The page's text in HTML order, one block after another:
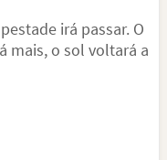
irá passar. O
mais, o sol voltará a